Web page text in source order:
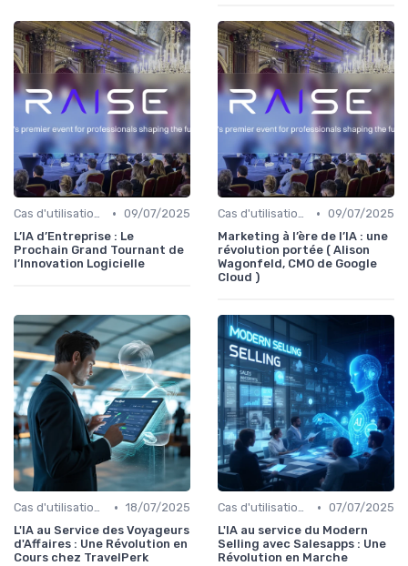
Cas d'utilisation IA Business • 09/07/2025
L’IA d’Entreprise : Le
Prochain Grand Tournant de
l’Innovation Logicielle
Cas d'utilisation IA Marketing • 09/07/2025
Marketing à l’ère de l’IA : une
révolution portée ( Alison
Wagonfeld, CMO de Google
Cloud )
Cas d'utilisation IA Business • 18/07/2025
L'IA au Service des Voyageurs
d'Affaires : Une Révolution en
Cours chez TravelPerk
Cas d'utilisation IA Vente • 07/07/2025
L'IA au service du Modern
Selling avec Salesapps : Une
Révolution en Marche